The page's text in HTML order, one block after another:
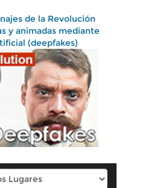
de la Revolución
y animadas mediante
(deepfakes)